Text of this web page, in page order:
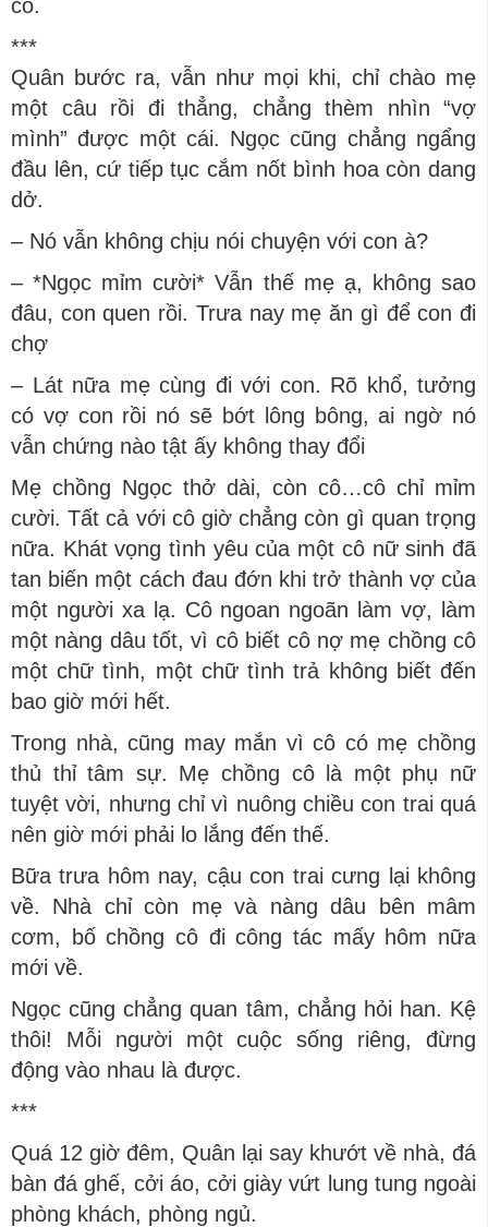
cô.
***
Quân bước ra, vẫn như mọi khi, chỉ chào mẹ
một câu rồi đi thẳng, chẳng thèm nhìn “vợ
mình” được một cái. Ngọc cũng chẳng ngẩng
đầu lên, cứ tiếp tục cắm nốt bình hoa còn dang
dở.
– Nó vẫn không chịu nói chuyện với con à?
– *Ngọc mỉm cười* Vẫn thế mẹ ạ, không sao
đâu, con quen rồi. Trưa nay mẹ ăn gì để con đi
chợ
– Lát nữa mẹ cùng đi với con. Rõ khổ, tưởng
có vợ con rồi nó sẽ bớt lông bông, ai ngờ nó
vẫn chứng nào tật ấy không thay đổi
Mẹ chồng Ngọc thở dài, còn cô…cô chỉ mỉm
cười. Tất cả với cô giờ chẳng còn gì quan trọng
nữa. Khát vọng tình yêu của một cô nữ sinh đã
tan biến một cách đau đớn khi trở thành vợ của
một người xa lạ. Cô ngoan ngoãn làm vợ, làm
một nàng dâu tốt, vì cô biết cô nợ mẹ chồng cô
một chữ tình, một chữ tình trả không biết đến
bao giờ mới hết.
Trong nhà, cũng may mắn vì cô có mẹ chồng
thủ thỉ tâm sự. Mẹ chồng cô là một phụ nữ
tuyệt vời, nhưng chỉ vì nuông chiều con trai quá
nên giờ mới phải lo lắng đến thế.
Bữa trưa hôm nay, cậu con trai cưng lại không
về. Nhà chỉ còn mẹ và nàng dâu bên mâm
cơm, bố chồng cô đi công tác mấy hôm nữa
mới về.
Ngọc cũng chẳng quan tâm, chẳng hỏi han. Kệ
thôi! Mỗi người một cuộc sống riêng, đừng
động vào nhau là được.
***
Quá 12 giờ đêm, Quân lại say khướt về nhà, đá
bàn đá ghế, cởi áo, cởi giày vứt lung tung ngoài
phòng khách, phòng ngủ.